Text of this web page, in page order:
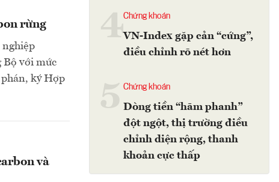
rừng
nghiệp
Bộ với mức
ký Hợp
và
4Chứng khoán
VN-Index gặp cản “cứng”,
điều chỉnh rõ nét hơn
Chứng khoán
Dòng tiền “hãm phanh”
đột ngột, thị trường điều
chỉnh diện rộng, thanh
khoản cực thấp